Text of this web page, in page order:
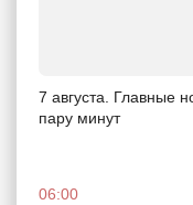
7 августа. Главные
пару минут
06:00